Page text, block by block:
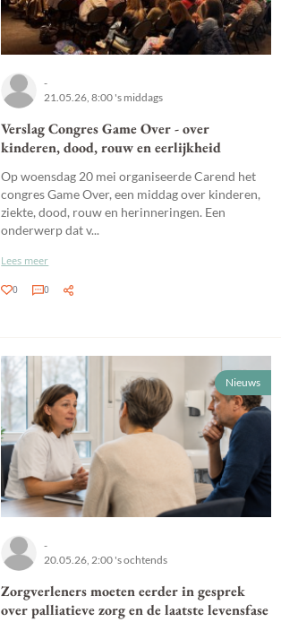
-
21.05.26, 8:00 's middags
Verslag Congres Game Over - over
kinderen, dood, rouw en eerlijkheid
Op woensdag 20 mei organiseerde Carend het
congres Game Over, een middag over kinderen,
ziekte, dood, rouw en herinneringen. Een
onderwerp dat v...
Lees meer
0 0
Nieuws
-
20.05.26, 2:00 's ochtends
Zorgverleners moeten eerder in gesprek
over palliatieve zorg en de laatste levensfase